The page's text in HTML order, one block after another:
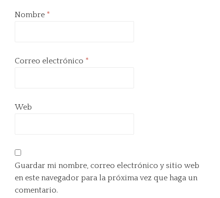
Nombre *
Correo electrónico *
Web
Guardar mi nombre, correo electrónico y sitio web
en este navegador para la próxima vez que haga un
comentario.